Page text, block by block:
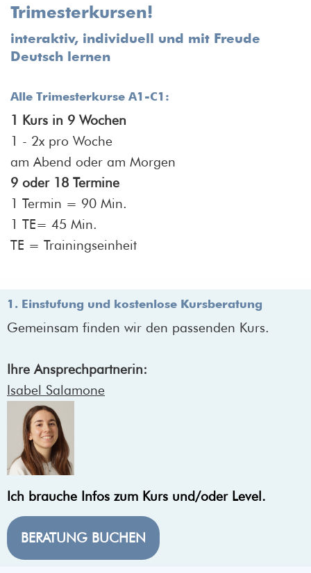
Trimesterkursen!
interaktiv, individuell und mit Freude
Deutsch lernen
Alle Trimesterkurse A1-C1:
1 Kurs in 9 Wochen
1 - 2x pro Woche
am Abend oder am Morgen
9 oder 18 Termine
1 Termin = 90 Min.
1 TE= 45 Min.
TE = Trainingseinheit
1. Einstufung und kostenlose Kursberatung
Gemeinsam finden wir den passenden Kurs.
Ihre Ansprechpartnerin:
Isabel Salamone
Ich brauche Infos zum Kurs und/oder Level.
BERATUNG BUCHEN